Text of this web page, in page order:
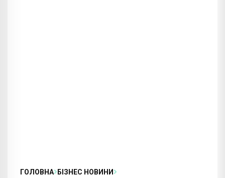
ГОЛОВНА БІЗНЕС НОВИНИ